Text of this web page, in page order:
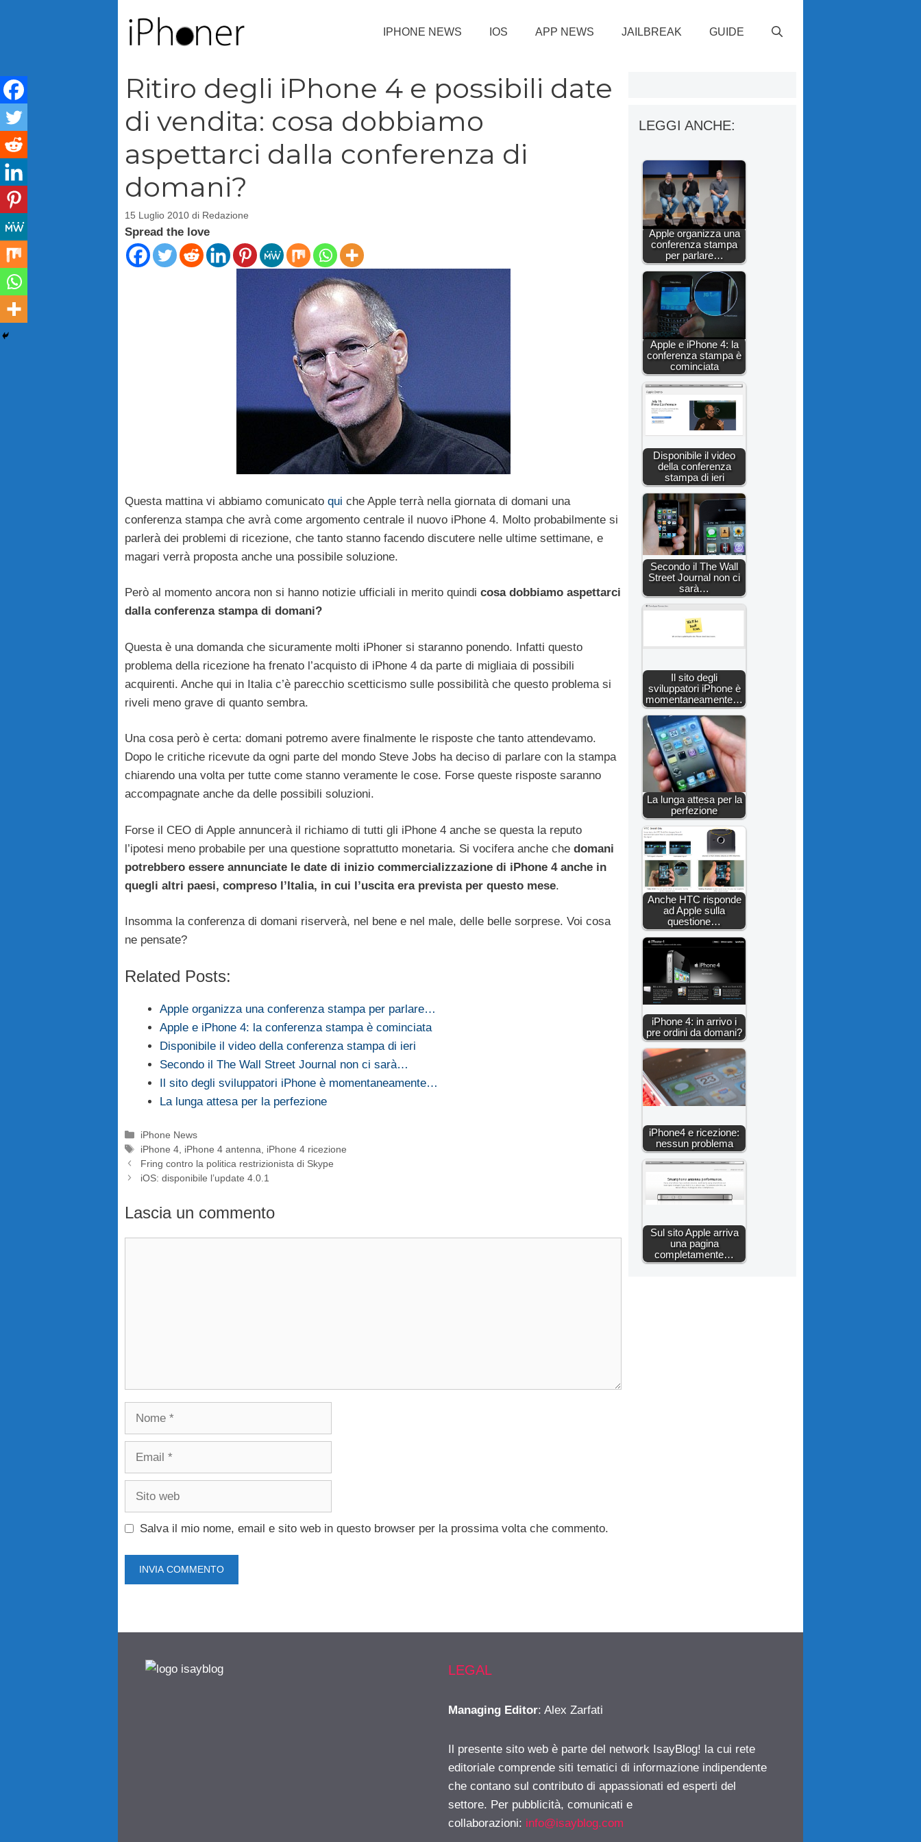
IPHONE NEWS IOS APP NEWS JAILBREAK GUIDE
Ritiro degli iPhone 4 e possibili date
di vendita: cosa dobbiamo
aspettarci dalla conferenza di
domani?
15 Luglio 2010 di Redazione
Spread the love
Questa mattina vi abbiamo comunicato qui che Apple terrà nella giornata di domani una
conferenza stampa che avrà come argomento centrale il nuovo iPhone 4. Molto probabilmente si
parlerà dei problemi di ricezione, che tanto stanno facendo discutere nelle ultime settimane, e
magari verrà proposta anche una possibile soluzione.
Però al momento ancora non si hanno notizie ufficiali in merito quindi cosa dobbiamo aspettarci
dalla conferenza stampa di domani?
Questa è una domanda che sicuramente molti iPhoner si staranno ponendo. Infatti questo
problema della ricezione ha frenato l’acquisto di iPhone 4 da parte di migliaia di possibili
acquirenti. Anche qui in Italia c’è parecchio scetticismo sulle possibilità che questo problema si
riveli meno grave di quanto sembra.
Una cosa però è certa: domani potremo avere finalmente le risposte che tanto attendevamo.
Dopo le critiche ricevute da ogni parte del mondo Steve Jobs ha deciso di parlare con la stampa
chiarendo una volta per tutte come stanno veramente le cose. Forse queste risposte saranno
accompagnate anche da delle possibili soluzioni.
Forse il CEO di Apple annuncerà il richiamo di tutti gli iPhone 4 anche se questa la reputo
l’ipotesi meno probabile per una questione soprattutto monetaria. Si vocifera anche che domani
potrebbero essere annunciate le date di inizio commercializzazione di iPhone 4 anche in
quegli altri paesi, compreso l’Italia, in cui l’uscita era prevista per questo mese.
Insomma la conferenza di domani riserverà, nel bene e nel male, delle belle sorprese. Voi cosa
ne pensate?
Related Posts:
Apple organizza una conferenza stampa per parlare…
Apple e iPhone 4: la conferenza stampa è cominciata
Disponibile il video della conferenza stampa di ieri
Secondo il The Wall Street Journal non ci sarà…
Il sito degli sviluppatori iPhone è momentaneamente…
La lunga attesa per la perfezione
Categorie
iPhone News
Tag
iPhone 4 iPhone 4 antenna
iPhone 4 ricezione
Fring contro la politica restrizionista di Skype
iOS: disponibile l’update 4.0.1
Lascia un commento
Salva il mio nome, email e sito web in questo browser per la prossima volta che commento.
LEGGI ANCHE:
Apple organizza una
conferenza stampa
per parlare…
Apple e iPhone 4: la
conferenza stampa è
cominciata
Disponibile il video
della conferenza
stampa di ieri
Secondo il The Wall
Street Journal non ci
sarà…
Il sito degli
sviluppatori iPhone è
momentaneamente…
La lunga attesa per la
perfezione
Anche HTC risponde
ad Apple sulla
questione…
iPhone 4: in arrivo i
pre ordini da domani?
iPhone4 e ricezione:
nessun problema
Sul sito Apple arriva
una pagina
completamente…
LEGAL
Managing Editor: Alex Zarfati
Il presente sito web è parte del network IsayBlog! la cui rete
editoriale comprende siti tematici di informazione indipendente
che contano sul contributo di appassionati ed esperti del
settore. Per pubblicità, comunicati e
collaborazioni: info@isayblog.com